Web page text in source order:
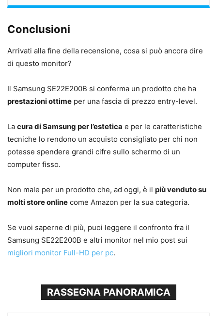
Conclusioni
Arrivati alla fine della recensione, cosa si può ancora dire
di questo monitor?
Il Samsung SE22E200B si conferma un prodotto che ha
prestazioni ottime per una fascia di prezzo entry-level.
La cura di Samsung per l’estetica e per le caratteristiche
tecniche lo rendono un acquisto consigliato per chi non
potesse spendere grandi cifre sullo schermo di un
computer fisso.
Non male per un prodotto che, ad oggi, è il più venduto su
molti store online come Amazon per la sua categoria.
Se vuoi saperne di più, puoi leggere il confronto fra il
Samsung SE22E200B e altri monitor nel mio post sui
migliori monitor Full-HD per pc.
RASSEGNA PANORAMICA